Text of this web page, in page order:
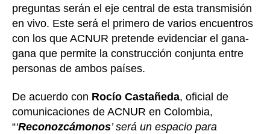
preguntas serán el eje central de esta transmisión
en vivo. Este será el primero de varios encuentros
con los que ACNUR pretende evidenciar el gana-
gana que permite la construcción conjunta entre
personas de ambos países.
De acuerdo con Rocío Castañeda, oficial de
comunicaciones de ACNUR en Colombia,
“‘Reconozcámonos’ será un espacio para